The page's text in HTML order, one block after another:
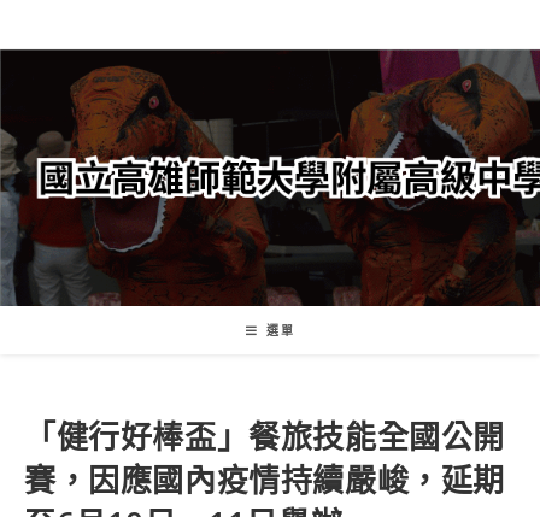
轉
要
內
容
選單
「健行好棒盃」餐旅技能全國公開
賽，因應國內疫情持續嚴峻，延期